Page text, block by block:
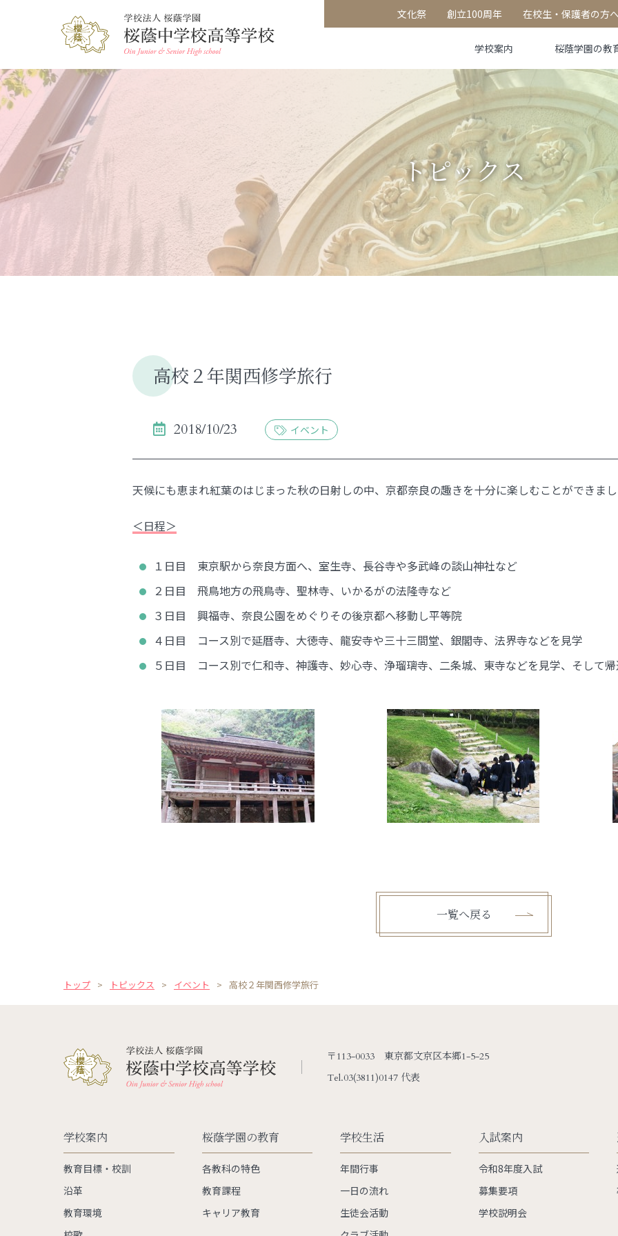
学校案内 桜蔭学園の教
文化祭 創立100周年 在校生・保護者の方
トピックス
高校２年関西修学旅行
2018/10/23 イベント
天候にも恵まれ紅葉のはじまった秋の日射しの中、京都奈良の趣きを十分に楽しむことができま
＜日程＞
１日目 東京駅から奈良方面へ、室生寺、長谷寺や多武峰の談山神社など
２日目 飛鳥地方の飛鳥寺、聖林寺、いかるがの法隆寺など
３日目 興福寺、奈良公園をめぐりその後京都へ移動し平等院
４日目 コース別で延暦寺、大徳寺、龍安寺や三十三間堂、銀閣寺、法界寺などを見学
５日目 コース別で仁和寺、神護寺、妙心寺、浄瑠璃寺、二条城、東寺などを見学、そして
一覧へ戻る
トップ トピックス イベント 高校２年関西修学旅行
〒113-0033 東京都文京区本郷1-5-25
Tel.03(3811)0147 代表
学校案内
教育目標・校訓
沿革
教育環境
桜蔭学園の教育
各教科の特色
教育課程
キャリア教育
学校生活
年間行事
一日の流れ
生徒会活動
入試案内
令和8年度入試
募集要項
学校説明会